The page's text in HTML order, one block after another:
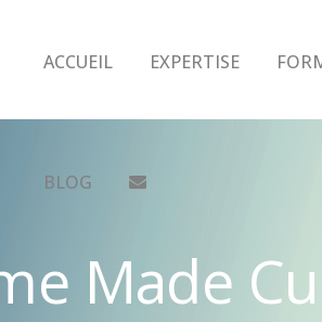
ACCUEIL EXPERTISE
BLOG
Made